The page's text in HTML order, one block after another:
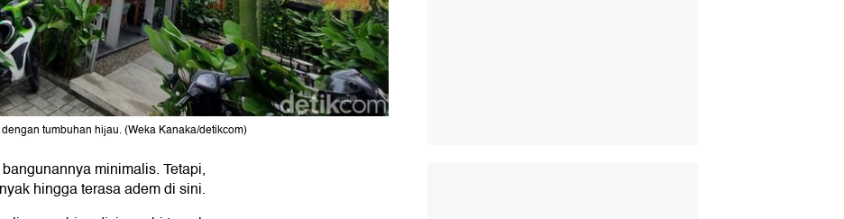
tumbuhan hijau. (Weka Kanaka/detikcom)
minimalis. Tetapi,
hingga terasa adem di sini.